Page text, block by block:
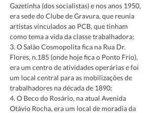
Gazetinha (dos socialistas) e nos anos 1950,
era sede do Clube de Gravura, que reunia
artistas vinculados ao PCB, que tinham
como tema a vida da classe trabalhadora;
3. O Salão Cosmopolita fica na Rua Dr.
Flores, n.185 (onde hoje fica o Ponto Frio),
era um centro de atividades operárias e foi
um local central para as mobilizações de
trabalhadores na década de 1890;
4. O Beco do Rosário, na atual Avenida
Otávio Rocha, era um local de moradia da